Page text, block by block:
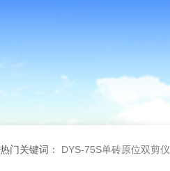
热门关键词： DYS-75S单砖原位双剪仪